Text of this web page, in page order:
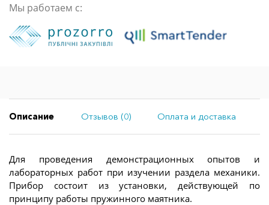
Мы работаем с:
Описание Отзывов (0) Оплата и доставка
Для проведения демонстрационных опытов и
лабораторных работ при изучении раздела механики.
Прибор состоит из установки, действующей по
принципу работы пружинного маятника.